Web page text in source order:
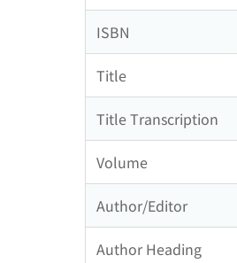
ISBN
Title
Title Transcription
Volume
Author/Editor
Author Heading